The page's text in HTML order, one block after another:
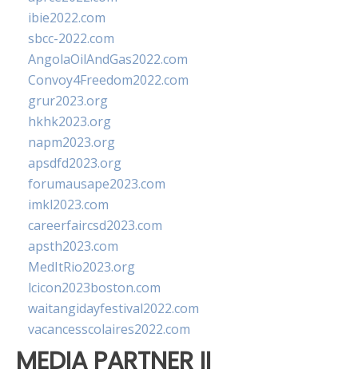
ibie2022.com
sbcc-2022.com
AngolaOilAndGas2022.com
Convoy4Freedom2022.com
grur2023.org
hkhk2023.org
napm2023.org
apsdfd2023.org
forumausape2023.com
imkl2023.com
careerfaircsd2023.com
apsth2023.com
MedItRio2023.org
lcicon2023boston.com
waitangidayfestival2022.com
vacancesscolaires2022.com
MEDIA PARTNER II